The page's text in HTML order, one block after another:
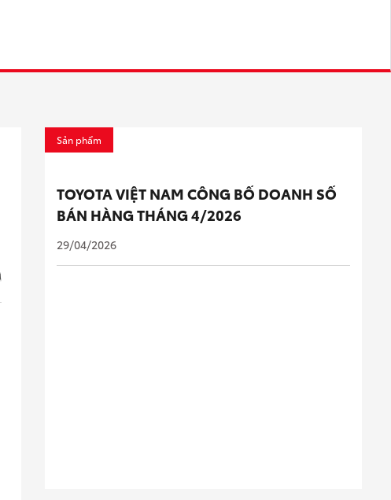
Sản phẩm
TOYOTA VIỆT NAM CÔNG BỐ DOANH SỐ
BÁN HÀNG THÁNG 4/2026
29/04/2026